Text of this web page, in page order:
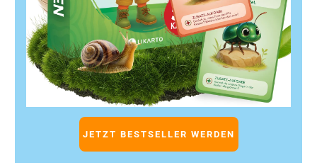
Content Marketing neu denken:SEO Texte müssen
Mehrwert bieten und auf Nutzerfragen eingehen.
Datenanalyse als Schlüssel:SEO Monitoring und
Performance-Tracking sind unerlässlich für den
Erfolg.
Diese Erkenntnisse zeigen, dassSEO für Unternehmen
heute mehr denn je eine Kombination aus technischer
Expertise, kreativem Content und datengetriebener
Analyse ist. Die Integration von KI-Anwendungen in
Deinen SEO-Prozess eröffnet neue Chancen, die Du nicht
JETZT BESTSELLER WERDEN